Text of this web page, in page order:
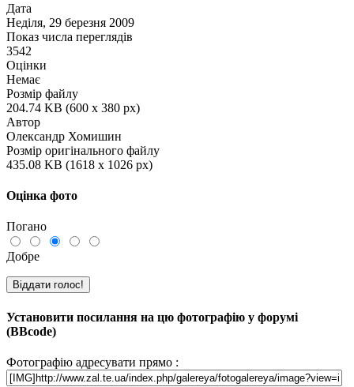
Дата
Неділя, 29 березня 2009
Показ числа переглядів
3542
Оцінки
Немає
Розмір файлу
204.74 KB (600 x 380 px)
Автор
Олександр Хомишин
Розмір оригінального файлу
435.08 KB (1618 x 1026 px)
Оцінка фото
Погано
Добре
Установити посилання на цю фотографію у форумі
(BBcode)
Фотографію адресувати прямо :